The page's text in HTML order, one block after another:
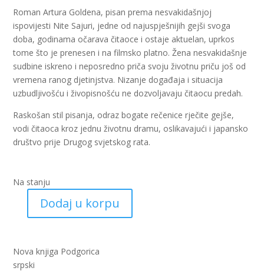
Roman Artura Goldena, pisan prema nesvakidašnjoj
ispovijesti Nite Sajuri, jedne od najuspješnijih gejši svoga
doba, godinama očarava čitaoce i ostaje aktuelan, uprkos
tome što je prenesen i na filmsko platno. Žena nesvakidašnje
sudbine iskreno i neposredno priča svoju životnu priču još od
vremena ranog djetinjstva. Nizanje događaja i situacija
uzbudljivošću i živopisnošću ne dozvoljavaju čitaocu predah.
Raskošan stil pisanja, odraz bogate rečenice rječite gejše,
vodi čitaoca kroz jednu životnu dramu, oslikavajući i japansko
društvo prije Drugog svjetskog rata.
Na stanju
Memoari
(nk)
količina
Dodaj u korpu
Nova knjiga Podgorica
srpski